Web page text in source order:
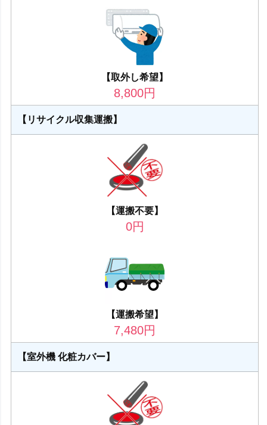
【取外し希望】
8,800円
【リサイクル収集運搬】
【運搬不要】
0円
【運搬希望】
7,480円
【室外機 化粧カバー】